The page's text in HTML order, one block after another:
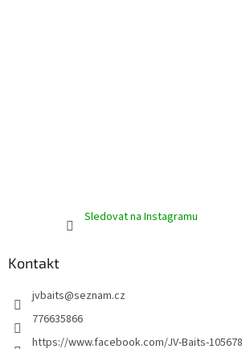
Sledovat na Instagramu
Kontakt
jvbaits@seznam.cz
776635866
https://www.facebook.com/JV-Baits-